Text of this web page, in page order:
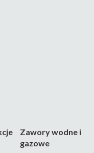
Zawory wodne i
gazowe